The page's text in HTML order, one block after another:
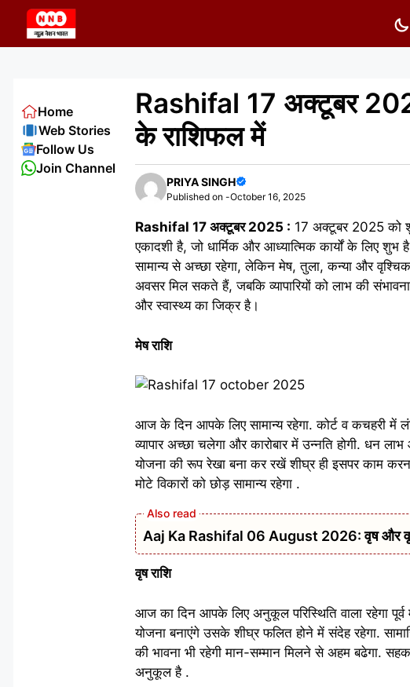
content
Rashifal 17 अक्टूबर
के राशिफल में
PRIYA SINGH
Published on -October 16, 2025
Rashifal 17 अक्टूबर 2025 : 17 अक्टूबर 2025 को
एकादशी है, जो धार्मिक और आध्यात्मिक कार्यों के लिए
सामान्य से अच्छा रहेगा, लेकिन मेष, तुला, कन्या और वृश्चिक
अवसर मिल सकते हैं, जबकि व्यापारियों को लाभ की
और स्वास्थ्य का जिक्र है।
मेष राशि
आज के दिन आपके लिए सामान्य रहेगा. कोर्ट व कचहरी में
व्यापार अच्छा चलेगा और कारोबार में उन्नति होगी. धन
योजना की रूप रेखा बना कर रखें शीघ्र ही इसपर काम
मोटे विकारों को छोड़ सामान्य रहेगा .
Aaj Ka Rashifal 06 August 2026: वृष और
वृष राशि
आज का दिन आपके लिए अनुकूल परिस्थिति वाला रहेगा
योजना बनाएंगे उसके शीघ्र फलित होने में संदेह रहेगा.
की भावना भी रहेगी मान-सम्मान मिलने से अहम बढेगा.
अनुकूल है .
Home
Web Stories
Follow Us
Join Channel